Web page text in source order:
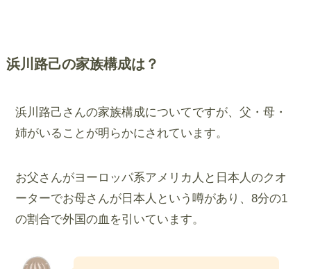
浜川路己の家族構成は？
浜川路己さんの家族構成についてですが、父・母・
姉がいることが明らかにされています。
お父さんがヨーロッパ系アメリカ人と日本人のクオ
ーターでお母さんが日本人という噂があり、8分の1
の割合で外国の血を引いています。